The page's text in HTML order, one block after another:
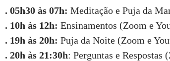
. 05h30 às 07h: Meditação e Puja da
. 10h às 12h: Ensinamentos (Zoom e
. 19h às 20h: Puja da Noite (Zoom e
. 20h às 21:30h: Perguntas e Respostas